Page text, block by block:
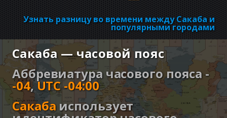
Узнать разницу во времени между Сакаба и
популярными городами
Сакаба — часовой пояс
Аббревиатура часового пояса -
-04,UTC -04:00
Сакабаиспользует